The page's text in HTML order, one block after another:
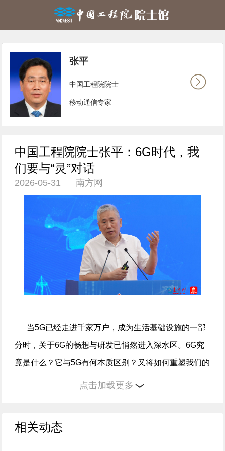
张平
中国工程院院士
移动通信专家
中国工程院院士张平：6G时代，我
们要与“灵”对话
2026-05-31 南方网
当5G已经走进千家万户，成为生活基础设施的一部
分时，关于6G的畅想与研发已悄然进入深水区。6G究
竟是什么？它与5G有何本质区别？又将如何重塑我们的
生活和工作形态？带着这些问题，近日，南方网、粤学
独家专访。
点击加载更多
相关动态